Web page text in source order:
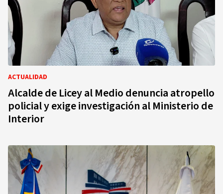
ACTUALIDAD
Alcalde de Licey al Medio denuncia atropello
policial y exige investigación al Ministerio de
Interior